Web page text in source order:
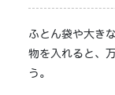
ふとん袋や大き
物を入れると、
う。